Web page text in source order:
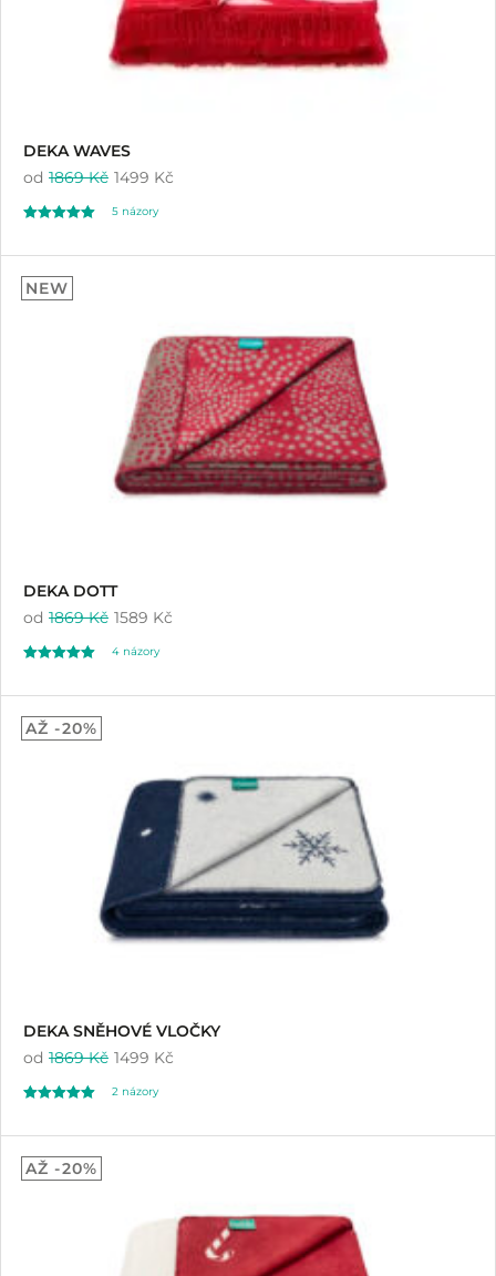
DEKA WAVES
od
1499 Kč
1869 Kč
z 5 na základě
5 názory
NEW
DEKA DOTT
od
1589 Kč
1869 Kč
z 5 na základě
4 názory
AŽ -20%
DEKA SNĚHOVÉ VLOČKY
od
1499 Kč
1869 Kč
z 5 na základě
2 názory
AŽ -20%